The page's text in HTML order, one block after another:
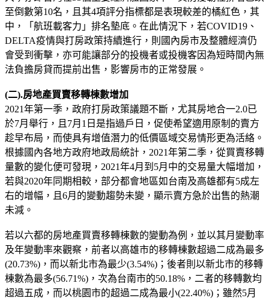
至倒數第10名，且其4項評分指標都是表現較差的橘紅色，其
中，「航班載客力」排名墊底。在此情況下，若COVID19、
DELTA疫情與打房政策持續進行，則國內房市及整體經濟仍
會受到衝擊，亦可能讓部分的投機者或投機客因為短時間內無
法負擔房貸而提前出售，影響房市的正常發展。
(二).房地產買賣移轉棟數增加
2021年第一季，政府打房政策議題不斷，尤其房地合一2.0已
於7月舉行，且7月1日是指過戶日，促使希望適用原制的賣方
趁早布局，而使具有增值潛力的低價區域交易情形更為活絡。
根據國內各地方政府地政局統計，2021年第二季，從買賣移轉
量數的變化便可發現，2021年4月到5月中的交易量大幅增加，
若與2020年同期相較，部分都會地區如台南及高雄都有5成左
右的增幅，且6月的變動趨勢未變，顯示賣方急於出售的熱潮
未減。
若以六都的房地產買賣移轉棟數的變動為例，並以其月變動率
及年變動率來觀察，前者以高雄市的移轉棟數超過二成為最多
(20.73%)，而以新北市為最少(3.54%)；後者則以新北市的移轉
棟數為最多(56.71%)，次為台南市的50.18%，二者的移轉數均
超過五成，而以桃園市的超過二成為最小(22.40%)；雖然5月